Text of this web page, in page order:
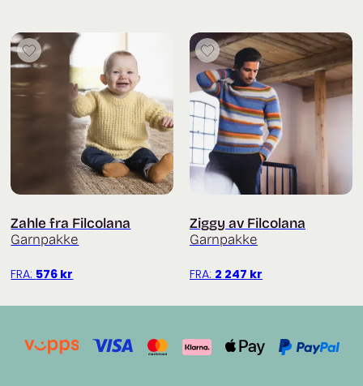
Zahle fra Filcolana
Garnpakke
FRA: 576 kr
Ziggy av Filcolana
Garnpakke
FRA: 2 247 kr